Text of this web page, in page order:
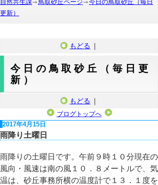
自然共生課
鳥取砂丘ページ
今日の鳥取砂丘（毎日
更新）
もどる ｜
今日の鳥取砂丘（毎日更
新）
もどる ｜
ブログトップへ
2017年4月15日
雨降り土曜日
雨降りの土曜日です。午前９時１０分現在の
風向・風速は南の風１０．８メートルで、気
温は、砂丘事務所横の温度計で１３．１度を